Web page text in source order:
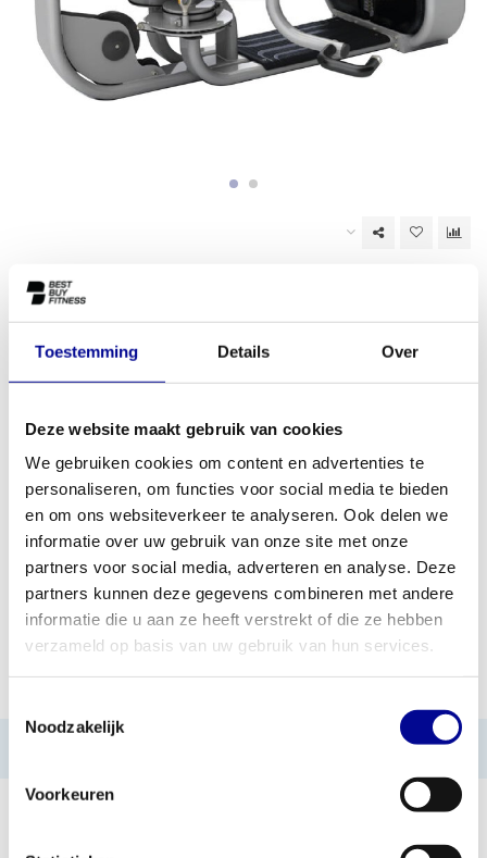
Toestemming Details Over
Deze website maakt gebruik van cookies
We gebruiken cookies om content en advertenties te
personaliseren, om functies voor social media te bieden
en om ons websiteverkeer te analyseren. Ook delen we
informatie over uw gebruik van onze site met onze
partners voor social media, adverteren en analyse. Deze
partners kunnen deze gegevens combineren met andere
informatie die u aan ze heeft verstrekt of die ze hebben
verzameld op basis van uw gebruik van hun services.
Noodzakelijk
Voorkeuren
TOEVOEGEN AAN OFFERTE
PROFESSIONEEL
FITNESSAPPARATUUR
STANDAARD ÉÉN JAAR
GARANTIE
MEER DAN 28 JAAR
ERVARING
BESTE PRIJZEN EN
MOOISTE APPARATUUR